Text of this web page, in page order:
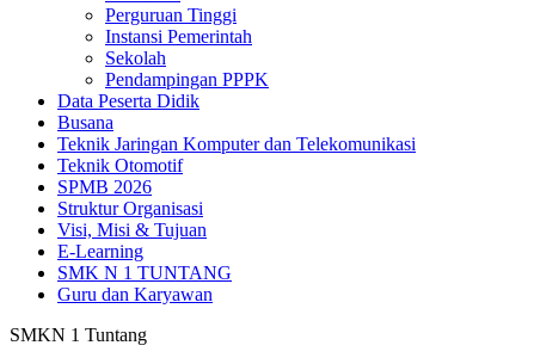
Perguruan Tinggi
Instansi Pemerintah
Sekolah
Pendampingan PPPK
Data Peserta Didik
Busana
Teknik Jaringan Komputer dan Telekomunikasi
Teknik Otomotif
SPMB 2026
Struktur Organisasi
Visi, Misi & Tujuan
E-Learning
SMK N 1 TUNTANG
Guru dan Karyawan
SMKN 1 Tuntang